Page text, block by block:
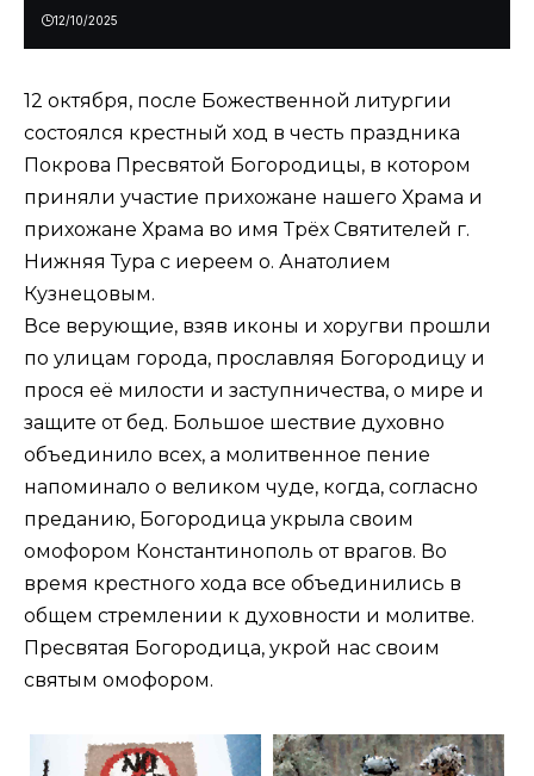
12/10/2025
12 октября, после Божественной литургии
состоялся крестный ход в честь праздника
Покрова Пресвятой Богородицы, в котором
приняли участие прихожане нашего Храма и
прихожане Храма во имя Трёх Святителей г.
Нижняя Тура с иереем о. Анатолием
Кузнецовым.
Все верующие, взяв иконы и хоругви прошли
по улицам города, прославляя Богородицу и
прося её милости и заступничества, о мире и
защите от бед. Большое шествие духовно
объединило всех, а молитвенное пение
напоминало о великом чуде, когда, согласно
преданию, Богородица укрыла своим
омофором Константинополь от врагов. Во
время крестного хода все объединились в
общем стремлении к духовности и молитве.
Пресвятая Богородица, укрой нас своим
святым омофором.